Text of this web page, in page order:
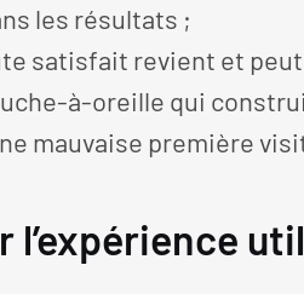
les résultats ;
satisfait revient et
à-oreille qui
mauvaise première
l’expérience